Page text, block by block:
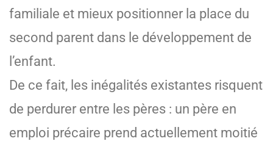
familiale et mieux positionner la place du
second parent dans le développement de
l’enfant.
De ce fait, les inégalités existantes risquent
de perdurer entre les pères : un père en
emploi précaire prend actuellement moitié